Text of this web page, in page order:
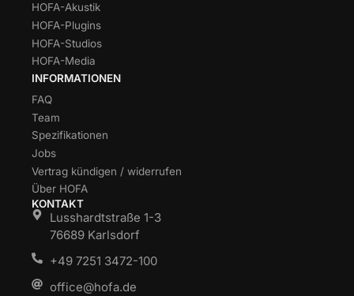
HOFA-Akustik
HOFA-Plugins
HOFA-Studios
HOFA-Media
INFORMATIONEN
FAQ
Team
Spezifikationen
Jobs
Vertrag kündigen / widerrufen
Über HOFA
KONTAKT
Lusshardtstraße 1-3
76689 Karlsdorf
+49 7251 3472-100
office@hofa.de